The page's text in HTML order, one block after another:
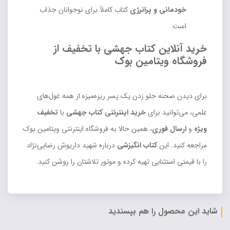
خودمانی و پرانرژی کتاب کاملاً برای نوجوانان جذاب
است.
خرید آنلاین کتاب جهشی با تخفیف از
فروشگاه ویتامین بوک
برای دیدن صحنه جلو زدن یک پسر ریزه‌میزه از همه غول‌های
علمی، می‌توانید برایخرید اینترنتی کتاب جهشی با تخفیف
ویژه و ارسال فوری، همین حالا به فروشگاه اینترنتی ویتامین بوک
مراجعه کنید. اینکتاب انگیزشی درباره شهید داریوش رضایی‌نژاد
را با قیمتی استثنایی تهیه کرده و موتور تلاشتان را روشن کنید.
شاید این محصول را هم بپسندید